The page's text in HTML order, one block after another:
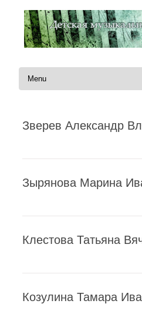
Перейти к содержимому
Зверев Александр
Зырянова Марина
Клестова Татьяна
Козулина Тамара